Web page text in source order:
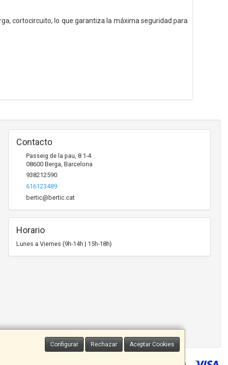
cortocircuito, lo que garantiza la máxima seguridad para
Configurar Rechazar Aceptar Cookies
Contacto
Passeig de la pau, 8 1-4
08600 Berga, Barcelona
938212590
616123489
bertic@bertic.cat
Horario
Lunes a Viernes (9h-14h | 15h-18h)